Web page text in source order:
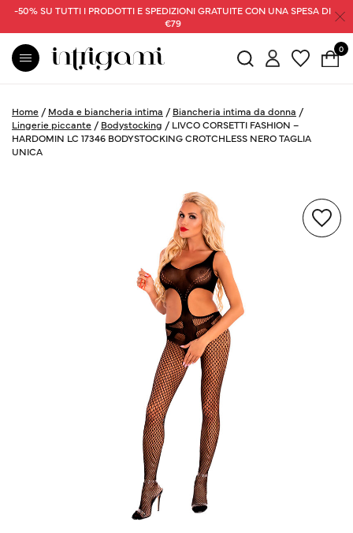
-50% SU TUTTI I PRODOTTI E SPEDIZIONI GRATUITE CON UNA SPESA DI
€79
0
Home / Moda e biancheria intima / Biancheria intima da donna /
Lingerie piccante / Bodystocking / LIVCO CORSETTI FASHION –
HARDOMIN LC 17346 BODYSTOCKING CROTCHLESS NERO TAGLIA
UNICA